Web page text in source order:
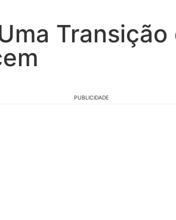
PUBLICIDADE